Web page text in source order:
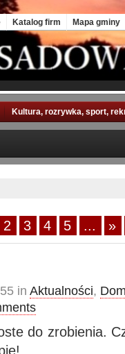
Katalog firm Mapa gminy
Kultura, rozrywka, sport,
2 3 4 5 ... »
in Aktualności,
do zrobienia.